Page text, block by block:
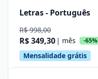
Letras - Português
R$ 998,00
R$ 349,30 | mês -65%
Mensalidade grátis